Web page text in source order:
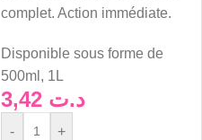
complet. Action immédiate.
Disponible sous forme de
500ml, 1L
د.ت
- +